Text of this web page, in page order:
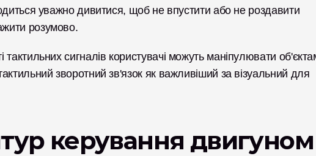
уважно дивитися, щоб не впустити або не роздавити
розумово.
сигналів користувачі можуть маніпулювати
зворотний зв'язок як важливіший за візуальний для
керування двигуном